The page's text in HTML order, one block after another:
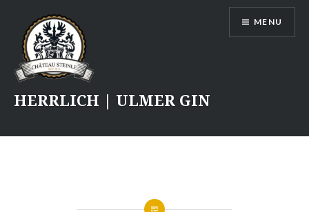
content
HERRLICH | ULMER GIN
MENU